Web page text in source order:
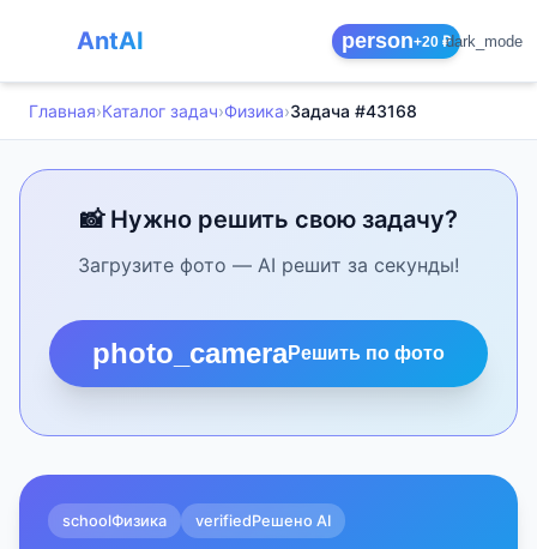
AntAI person+20 ₽dark_mode
Главная›Каталог задач›Физика›Задача #43168
📸 Нужно решить свою задачу?
Загрузите фото — AI решит за секунды!
photo_cameraРешить по фото
schoolФизика verifiedРешено AI